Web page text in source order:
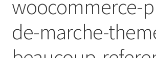
woocommerce-
de-marche-